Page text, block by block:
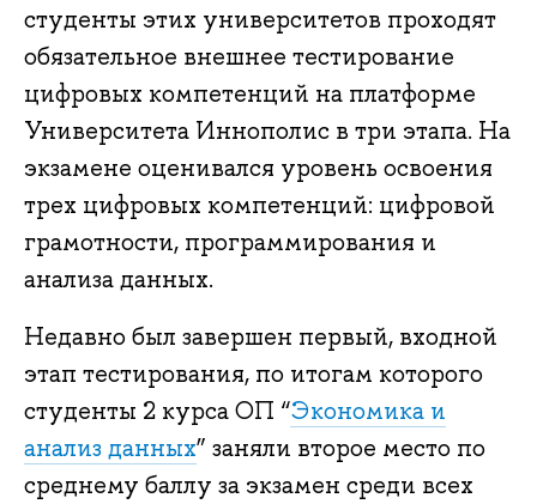
студенты этих университетов проходят
обязательное внешнее тестирование
цифровых компетенций на платформе
Университета Иннополис в три этапа. На
экзамене оценивался уровень освоения
трех цифровых компетенций: цифровой
грамотности, программирования и
анализа данных.
Недавно был завершен первый, входной
этап тестирования, по итогам которого
студенты 2 курса ОП “Экономика и
анализ данных” заняли второе место по
среднему баллу за экзамен среди всех